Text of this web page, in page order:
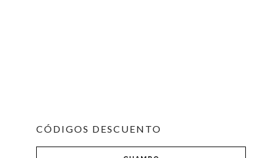
CÓDIGOS DESCUENTO